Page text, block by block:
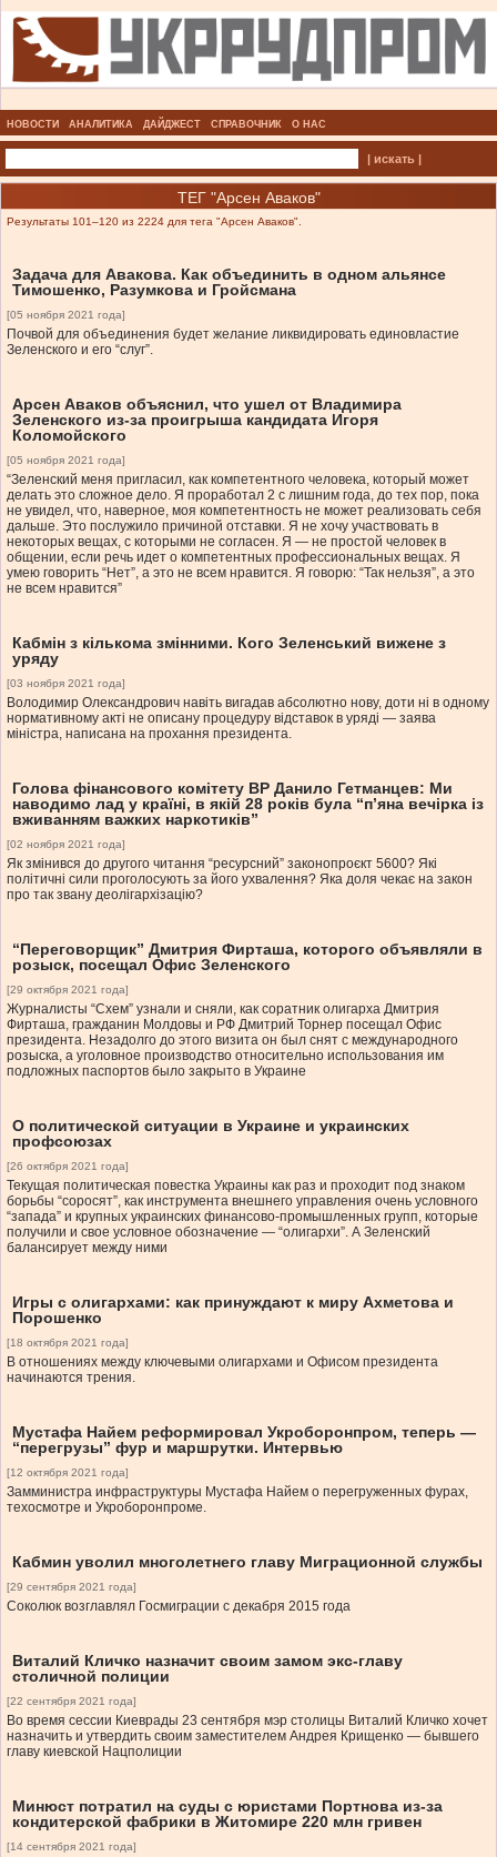
НОВОСТИ АНАЛИТИКА ДАЙДЖЕСТ СПРАВОЧНИК О НАС
| искать |
ТЕГ "Арсен Аваков"
Результаты 101–120 из 2224 для тега "Арсен Аваков".
Задача для Авакова. Как объединить в одном альянсе
Тимошенко, Разумкова и Гройсмана
[05 ноября 2021 года]
Почвой для объединения будет желание ликвидировать единовластие
Зеленского и его “слуг”.
Арсен Аваков объяснил, что ушел от Владимира
Зеленского из-за проигрыша кандидата Игоря
Коломойского
[05 ноября 2021 года]
“Зеленский меня пригласил, как компетентного человека, который может
делать это сложное дело. Я проработал 2 с лишним года, до тех пор, пока
не увидел, что, наверное, моя компетентность не может реализовать себя
дальше. Это послужило причиной отставки. Я не хочу участвовать в
некоторых вещах, с которыми не согласен. Я — не простой человек в
общении, если речь идет о компетентных профессиональных вещах. Я
умею говорить “Нет”, а это не всем нравится. Я говорю: “Так нельзя”, а это
не всем нравится”
Кабмін з кількома змінними. Кого Зеленський вижене з
уряду
[03 ноября 2021 года]
Володимир Олександрович навіть вигадав абсолютно нову, доти ні в одному
нормативному акті не описану процедуру відставок в уряді — заява
міністра, написана на прохання президента.
Голова фінансового комітету ВР Данило Гетманцев: Ми
наводимо лад у країні, в якій 28 років була “п’яна вечірка із
вживанням важких наркотиків”
[02 ноября 2021 года]
Як змінився до другого читання “ресурсний” законопроєкт 5600? Які
політичні сили проголосують за його ухвалення? Яка доля чекає на закон
про так звану деолігархізацію?
“Переговорщик” Дмитрия Фирташа, которого объявляли в
розыск, посещал Офис Зеленского
[29 октября 2021 года]
Журналисты “Схем” узнали и сняли, как соратник олигарха Дмитрия
Фирташа, гражданин Молдовы и РФ Дмитрий Торнер посещал Офис
президента. Незадолго до этого визита он был снят с международного
розыска, а уголовное производство относительно использования им
подложных паспортов было закрыто в Украине
О политической ситуации в Украине и украинских
профсоюзах
[26 октября 2021 года]
Текущая политическая повестка Украины как раз и проходит под знаком
борьбы “соросят”, как инструмента внешнего управления очень условного
“запада” и крупных украинских финансово-промышленных групп, которые
получили и свое условное обозначение — “олигархи”. А Зеленский
балансирует между ними
Игры с олигархами: как принуждают к миру Ахметова и
Порошенко
[18 октября 2021 года]
В отношениях между ключевыми олигархами и Офисом президента
начинаются трения.
Мустафа Найем реформировал Укроборонпром, теперь —
“перегрузы” фур и маршрутки. Интервью
[12 октября 2021 года]
Замминистра инфраструктуры Мустафа Найем о перегруженных фурах,
техосмотре и Укроборонпроме.
Кабмин уволил многолетнего главу Миграционной службы
[29 сентября 2021 года]
Соколюк возглавлял Госмиграции с декабря 2015 года
Виталий Кличко назначит своим замом экс-главу
столичной полиции
[22 сентября 2021 года]
Во время сессии Киеврады 23 сентября мэр столицы Виталий Кличко хочет
назначить и утвердить своим заместителем Андрея Крищенко — бывшего
главу киевской Нацполиции
Минюст потратил на суды с юристами Портнова из-за
кондитерской фабрики в Житомире 220 млн гривен
[14 сентября 2021 года]